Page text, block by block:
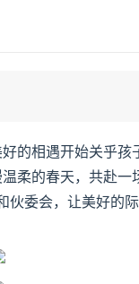
的相遇开始关乎孩
温柔的春天，共赴
委会，让美好的